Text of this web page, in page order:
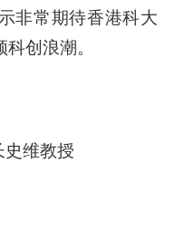
非常期待香港科大
创浪潮。
维教授